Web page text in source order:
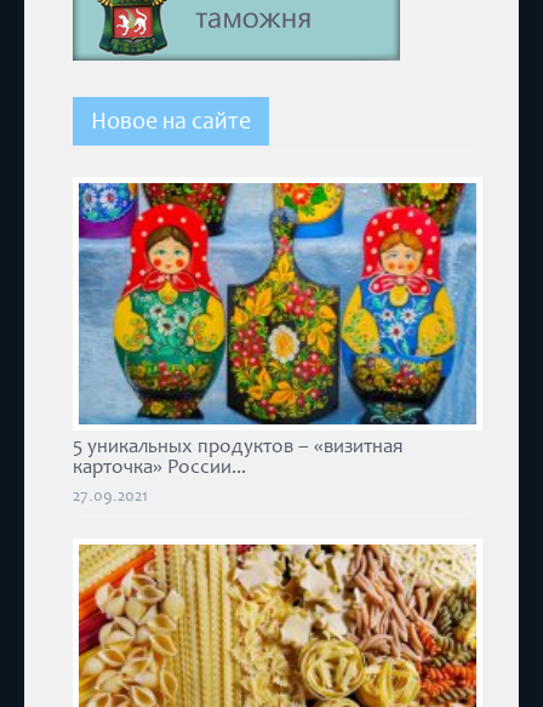
Новое на сайте
5 уникальных продуктов – «визитная
карточка» России...
27.09.2021